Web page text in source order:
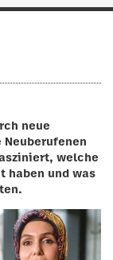
neue
Neuberufenen
welche
haben und was